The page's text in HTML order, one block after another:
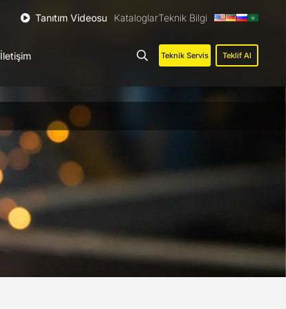
Tanıtım Videosu KataloglarTeknik Bilgi
İletişim Teknik Servis Teklif Al